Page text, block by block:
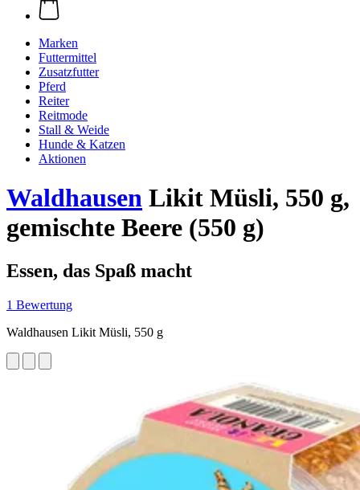
Marken
Futtermittel
Zusatzfutter
Pferd
Reiter
Reitmode
Stall & Weide
Hunde & Katzen
Aktionen
Waldhausen Likit Müsli, 550 g,
gemischte Beere (550 g)
Essen, das Spaß macht
1 Bewertung
Waldhausen Likit Müsli, 550 g